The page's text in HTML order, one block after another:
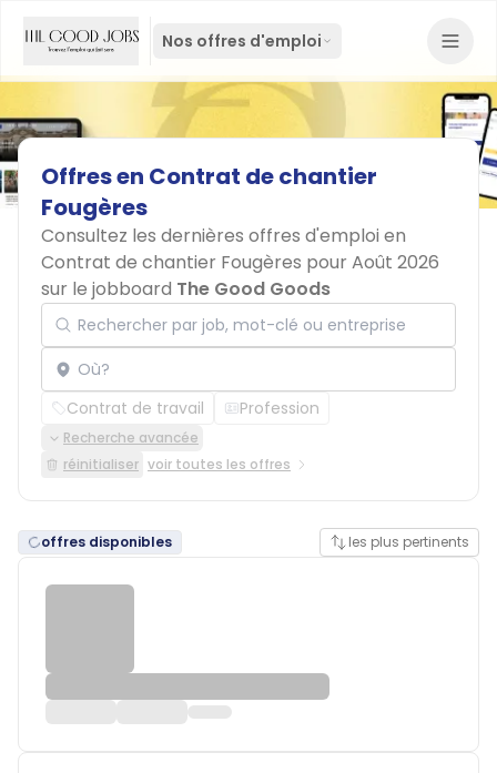
Nos offres d'emploi
Offresen Contrat dechantier
Fougères
Consultez les dernières offres d'emploi en
Contrat de chantier Fougères pour Août 2026
sur le jobboard The Good Goods
Rechercher par job, mot-clé ou entreprise
Localisation
Contrat de travail Profession
Recherche avancée
réinitialiser voir toutes les offres
offres disponibles les plus pertinents